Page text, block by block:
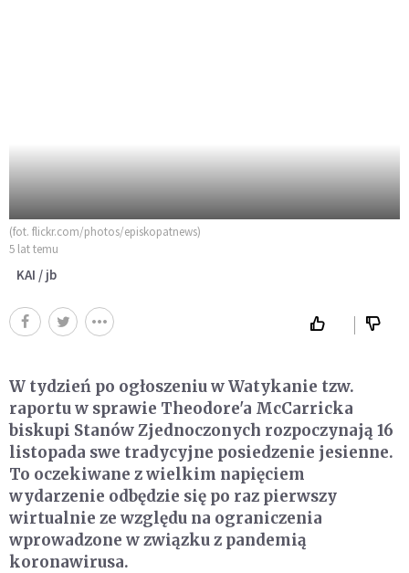
(fot. flickr.com/photos/episkopatnews)
5 lat temu
KAI / jb
W tydzień po ogłoszeniu w Watykanie tzw.
raportu w sprawie Theodore'a McCarricka
biskupi Stanów Zjednoczonych rozpoczynają 16
listopada swe tradycyjne posiedzenie jesienne.
To oczekiwane z wielkim napięciem
wydarzenie odbędzie się po raz pierwszy
wirtualnie ze względu na ograniczenia
wprowadzone w związku z pandemią
koronawirusa.